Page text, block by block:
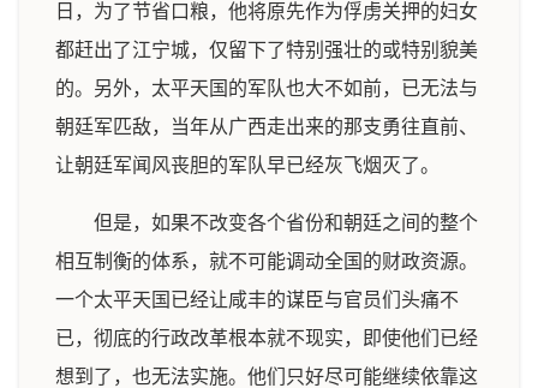
日，为了节省口粮，他将原先作为俘虏关押的妇女
都赶出了江宁城，仅留下了特别强壮的或特别貌美
的。另外，太平天国的军队也大不如前，已无法与
朝廷军匹敌，当年从广西走出来的那支勇往直前、
让朝廷军闻风丧胆的军队早已经灰飞烟灭了。
但是，如果不改变各个省份和朝廷之间的整个
相互制衡的体系，就不可能调动全国的财政资源。
一个太平天国已经让咸丰的谋臣与官员们头痛不
已，彻底的行政改革根本就不现实，即使他们已经
想到了，也无法实施。他们只好尽可能继续依靠这